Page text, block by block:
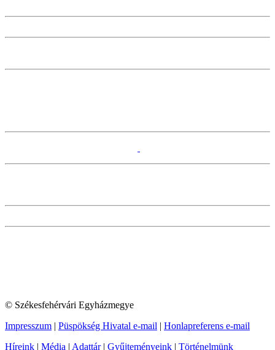
© Székesfehérvári Egyházmegye
Impresszum | Püspökség Hivatal e-mail | Honlapreferens e-mail
Híreink | Média | Adattár| Gyűjteményeink | Történelmünk